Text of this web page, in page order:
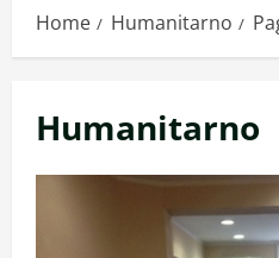
Home Humanitarno
Humanitarno